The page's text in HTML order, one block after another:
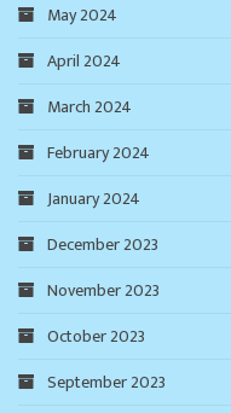
May 2024
April 2024
March 2024
February 2024
January 2024
December 2023
November 2023
October 2023
September 2023